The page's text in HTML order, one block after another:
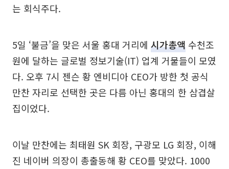
는 회식주다.
5일 ‘불금’을 맞은 서울 홍대 거리에 시가총액 수천조
원에 달하는 글로벌 정보기술(IT) 업계 거물들이 모였
다. 오후 7시 젠슨 황 엔비디아 CEO가 방한 첫 공식
만찬 자리로 선택한 곳은 다름 아닌 홍대의 한 삼겹살
집이었다.
이날 만찬에는 최태원 SK 회장, 구광모 LG 회장, 이해
진 네이버 의장이 총출동해 황 CEO를 맞았다. 1000